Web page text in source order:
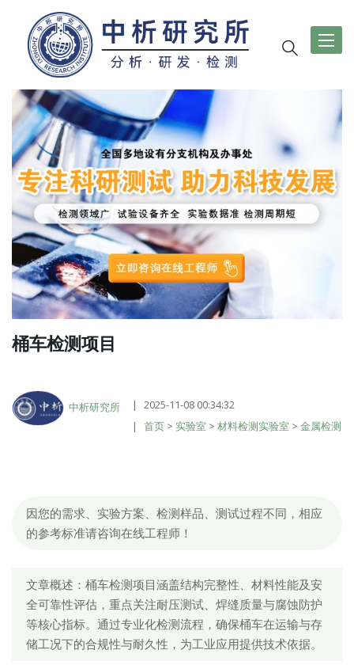
导
航
桶车检测项目
中析研究所
2025-11-08 00:34:32
首页 > 实验室 > 材料检测实验室 > 金属检测
因您的需求、实验方案、检测样品、测试过程不同，相应
的参考标准请咨询在线工程师！
文章概述：桶车检测项目涵盖结构完整性、材料性能及安
全可靠性评估，重点关注耐压测试、焊缝质量与腐蚀防护
等核心指标。通过专业化检测流程，确保桶车在运输与存
储工况下的合规性与耐久性，为工业应用提供技术依据。